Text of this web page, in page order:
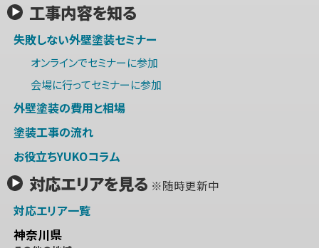
工事内容を知る
失敗しない外壁塗装セミナー
オンラインでセミナーに参加
会場に行ってセミナーに参加
外壁塗装の費用と相場
塗装工事の流れ
お役立ちYUKOコラム
対応エリアを見る ※随時更新中
対応エリア一覧
神奈川県